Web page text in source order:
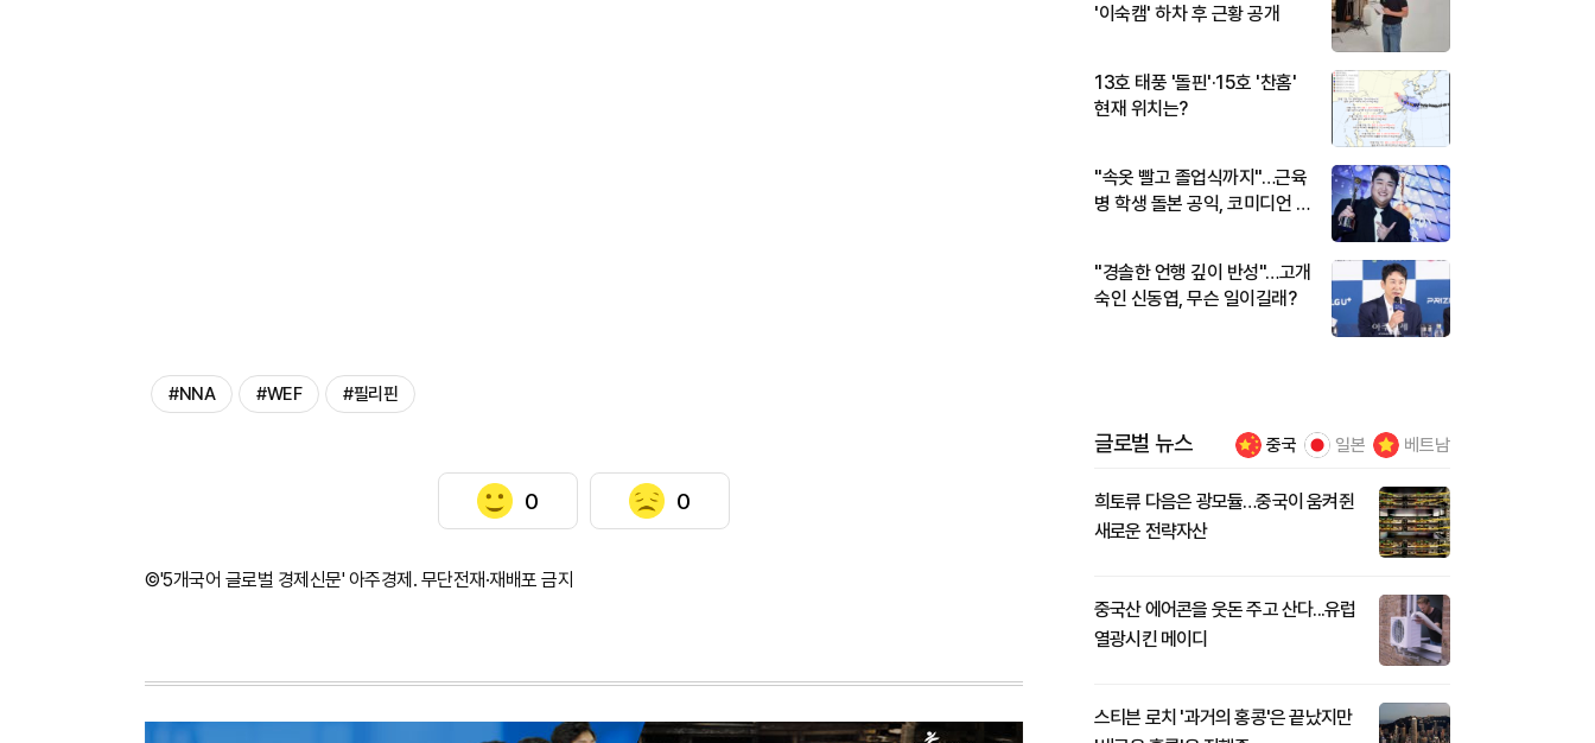
#NNA #WEF #필리핀
0 0
©'5개국어 글로벌 경제신문' 아주경제. 무단전재·재배포 금지
'이숙캠' 하차 후 근황 공개
13호 태풍 '돌핀'·15호 '찬홈'
현재 위치는?
"속옷 빨고 졸업식까지"…근육
병 학생 돌본 공익, 코미디언 김
"경솔한 언행 깊이 반성"…고개
숙인 신동엽, 무슨 일이길래?
글로벌 뉴스 중국 일본 베트남
희토류 다음은 광모듈…중국이 움켜쥔
새로운 전략자산
중국산 에어콘을 웃돈 주고 산다...유럽
열광시킨 메이디
스티븐 로치 '과거의 홍콩'은 끝났지만